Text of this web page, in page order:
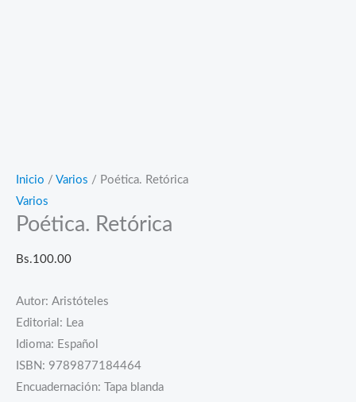
Inicio / Varios / Poética. Retórica
Varios
Poética. Retórica
Bs.100.00
Autor: Aristóteles
Editorial: Lea
Idioma: Español
ISBN: 9789877184464
Encuadernación: Tapa blanda